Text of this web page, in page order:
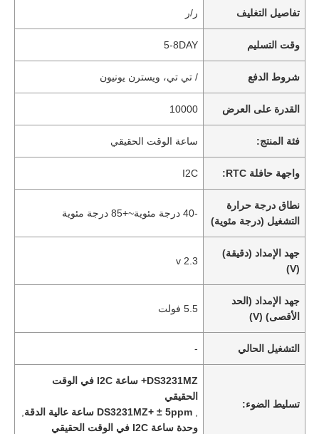
تفاصيل التغليف ر/ر
وقت التسليم 5-8DAY
شروط الدفع / تي تي، ويسترن يونيون
القدرة على العرض 10000
فئة المنتج: ساعة الوقت الحقيقي
واجهة حافلة RTC: I2C
نطاق درجة حرارة
التشغيل (درجة مئوية)
-40 درجة مئوية~+85 درجة مئوية
جهد الإمداد (دقيقة)
(V)
2.3 v
جهد الإمداد (الحد
الأقصى) (V)
5.5 فولت
التشغيل الحالي -
تسليط الضوء:
DS3231MZ+ ساعة I2C في الوقت
الحقيقي
,DS3231MZ+ ± 5ppm ساعة عالية الدقة
وحدة ساعة I2C في الوقت الحقيقي